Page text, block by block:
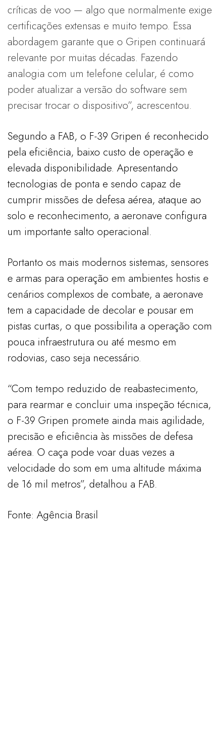
críticas de voo — algo que normalmente exige
certificações extensas e muito tempo. Essa
abordagem garante que o Gripen continuará
relevante por muitas décadas. Fazendo
analogia com um telefone celular, é como
poder atualizar a versão do software sem
precisar trocar o dispositivo”, acrescentou.
Segundo a FAB, o F-39 Gripen é reconhecido
pela eficiência, baixo custo de operação e
elevada disponibilidade. Apresentando
tecnologias de ponta e sendo capaz de
cumprir missões de defesa aérea, ataque ao
solo e reconhecimento, a aeronave configura
um importante salto operacional.
Portanto os mais modernos sistemas, sensores
e armas para operação em ambientes hostis e
cenários complexos de combate, a aeronave
tem a capacidade de decolar e pousar em
pistas curtas, o que possibilita a operação com
pouca infraestrutura ou até mesmo em
rodovias, caso seja necessário.
“Com tempo reduzido de reabastecimento,
para rearmar e concluir uma inspeção técnica,
o F-39 Gripen promete ainda mais agilidade,
precisão e eficiência às missões de defesa
aérea. O caça pode voar duas vezes a
velocidade do som em uma altitude máxima
de 16 mil metros”, detalhou a FAB.
Fonte: Agência Brasil